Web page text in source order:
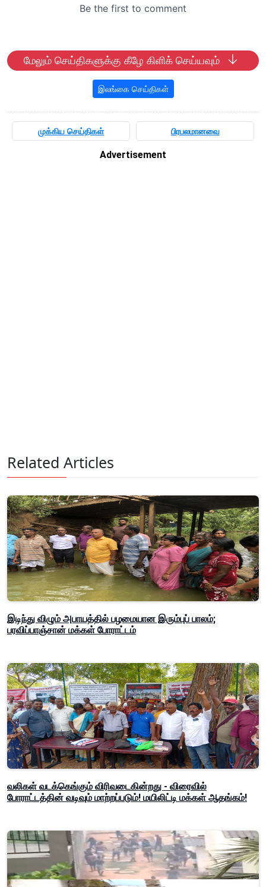
மேலும் செய்திகளுக்கு கீழே கிளிக் செய்யவும்
இலங்கை செய்திகள்
முக்கிய செய்திகள் பிரபலமானவை
Advertisement
Related Articles
இடிந்து விழும் அபாயத்தில் பழமையான இரும்புப் பாலம்;
பரவிப்பாஞ்சான் மக்கள் போராட்டம்
வலிகள் வடக்கெங்கும் விரிவடைகின்றது - விரைவில்
போராட்டத்தின் வடிவும் மாற்றப்படும்! மயிலிட்டி மக்கள் ஆதங்கம்!